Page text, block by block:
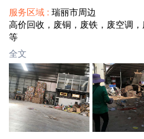
服务区域 : 瑞丽市周边
高价回收，废铜，废铁，废空调，
等
全文